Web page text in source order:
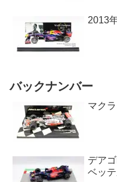
2013
バックナンバー
マク
デア
ベッ